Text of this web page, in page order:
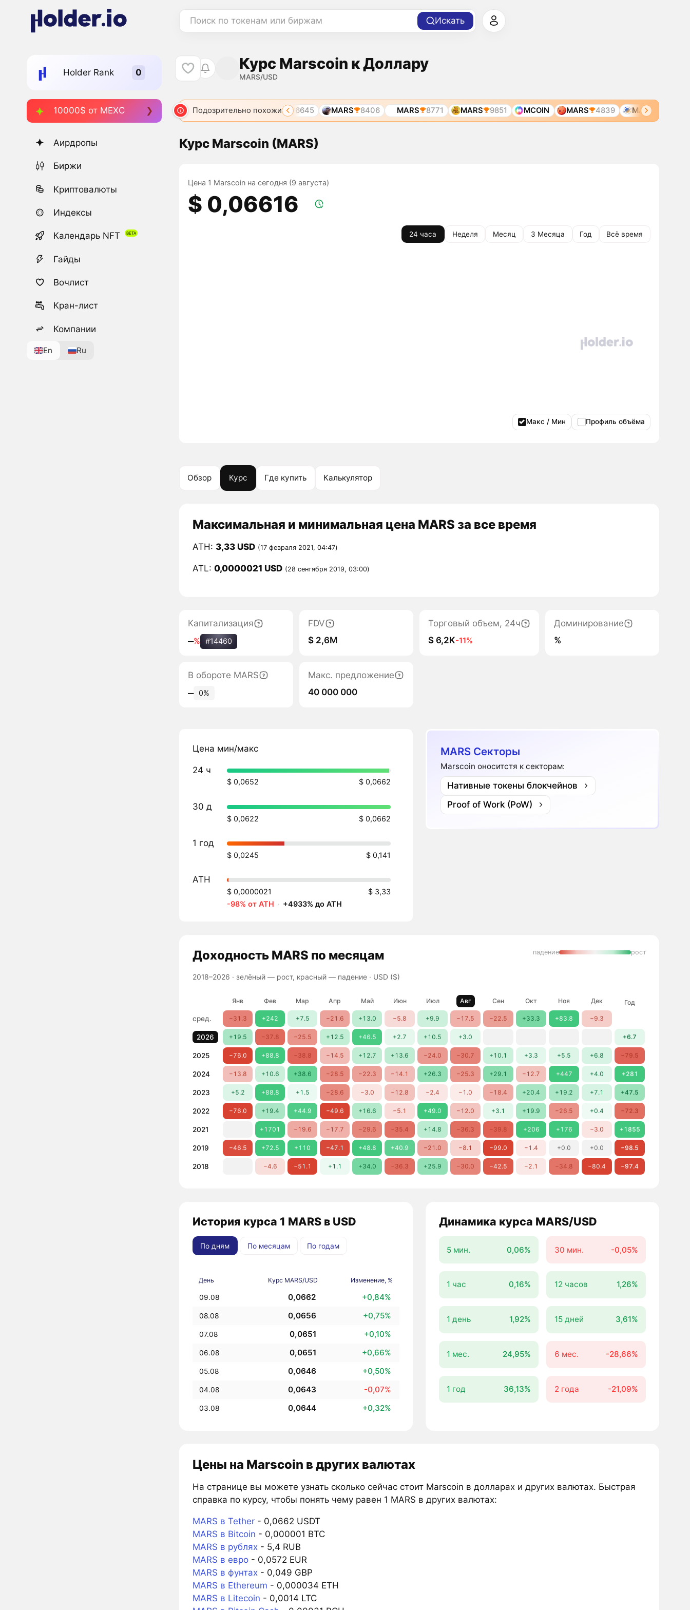
Поиск по токенам или биржам Искать
Holder Rank
10000$ от MEXC
Аирдропы
Биржи
Криптовалюты
Индексы
Календарь NFT
Гайды
Вочлист
Кран-лист
Компании
En Ru
Курс Marscoin к Доллару
MARS/USD
Подозрительно похожи
MARS 4839 MARS 5624 MARS 6259 MARSCOIN 6645 MARS 8406 MARS 8771 MARS 9851 MCOIN MARS 4839 MARS
Курс Marscoin (MARS)
Цена 1 Marscoin на сегодня (9 августа)
$ 0,06616
24 часа Неделя Месяц 3 Месяца Год Всё время
Макс / Мин Профиль объёма
Обзор Курс Где купить Калькулятор
Максимальная и минимальная цена MARS за все время
ATH: 3,33 USD (17 февраля 2021, 04:47)
ATL: 0,0000021 USD (28 сентября 2019, 03:00)
Капитализация
‒% #14460
FDV
$ 2,6M
Торговый объем, 24ч
$ 6,2K-11%
Доминирование
%
В обороте MARS
‒ 0%
Макс. предложение
40 000 000
Цена мин/макс
24 ч
$ 0,0652 $ 0,0662
30 д
$ 0,0622 $ 0,0662
1 год
$ 0,0245 $ 0,141
ATH
$ 0,0000021
$ 3,33
-98% от ATH · +4933% до ATH
MARS Секторы
Marscoin оноситстя к секторам:
Нативные токены блокчейнов
Proof of Work (PoW)
ДоходностьMARS по месяцам
2018–2026 · зелёный — рост, красный — падение· USD ($)
падение рост
Янв Фев Мар Апр Май Июн Июл Авг Сен Окт Ноя Дек Год
сред. −31.3 +242 +7.5 −21.6 +13.0 −5.8 +9.9 −17.5 −22.5 +33.3 +83.8 −9.3
2026 +19.5 −37.8 −25.5 +12.5 +46.5 +2.7 +10.5 +3.0 +6.7
2025 −76.0 +88.8 −38.8 −14.5 +12.7 +13.6 −24.0 −30.7 +10.1 +3.3 +5.5 +6.8 −79.5
2024 −13.8 +10.6 +38.6 −28.5 −22.3 −14.1 +26.3 −25.3 +29.1 −12.7 +447 +4.0 +281
2023 +5.2 +88.8 +1.5 −28.6 −3.0 −12.8 −2.4 −1.0 −18.4 +20.4 +19.2 +7.1 +47.5
2022 −76.0 +19.4 +44.9 −49.6 +16.6 −5.1 +49.0 −12.0 +3.1 +19.9 −26.5 +0.4 −72.3
2021 +1701 −19.6 −17.7 −29.6 −35.4 +14.8 −36.3 −39.8 +206 +176 −3.0 +1855
2019 −46.5 +72.5 +110 −47.1 +48.8 +40.9 −21.0 −8.1 −99.0 −1.4 +0.0 +0.0 −98.5
2018 −4.6 −51.1 +1.1 +34.0 −36.3 +25.9 −30.0 −42.5 −2.1 −34.8 −80.4 −97.4
История курса 1 MARS в USD
По дням По месяцам По годам
День Курс MARS/USD Изменение, %
09.08 0,0662 +0,84%
08.08 0,0656 +0,75%
07.08 0,0651 +0,10%
06.08 0,0651 +0,66%
05.08 0,0646 +0,50%
04.08 0,0643 -0,07%
03.08 0,0644 +0,32%
Динамика курса MARS/USD
5 мин. 0,06% 30 мин. -0,05%
1 час 0,16% 12 часов 1,26%
1 день 1,92% 15 дней 3,61%
1 мес. 24,95% 6 мес. -28,66%
1 год 36,13% 2 года -21,09%
Цены на Marscoin в других валютах
На странице вы можете узнать сколько сейчас стоит Marscoin в долларах и других валютах. Быстрая
справка по курсу, чтобы понять чему равен 1 MARS в других валютах:
MARS в Tether- 0,0662 USDT
MARS в Bitcoin - 0,000001 BTC
MARS в рублях- 5,4 RUB
MARS в евро- 0,0572 EUR
MARS в фунтах- 0,049 GBP
MARS в Ethereum - 0,000034 ETH
MARS в Litecoin - 0,0014 LTC